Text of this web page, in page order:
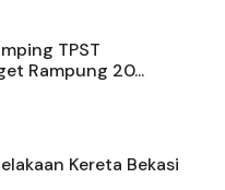
TPST
Rampung 20...
Kereta Bekasi